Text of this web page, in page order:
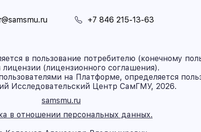
+7 846 215-13-63
в пользование потребителю (конечному
лицензии (лицензионного соглашения).
на Платформе, определяется
Исследовательский Центр СамГМУ, 2026.
samsmu.ru
в отношении персональных данных.